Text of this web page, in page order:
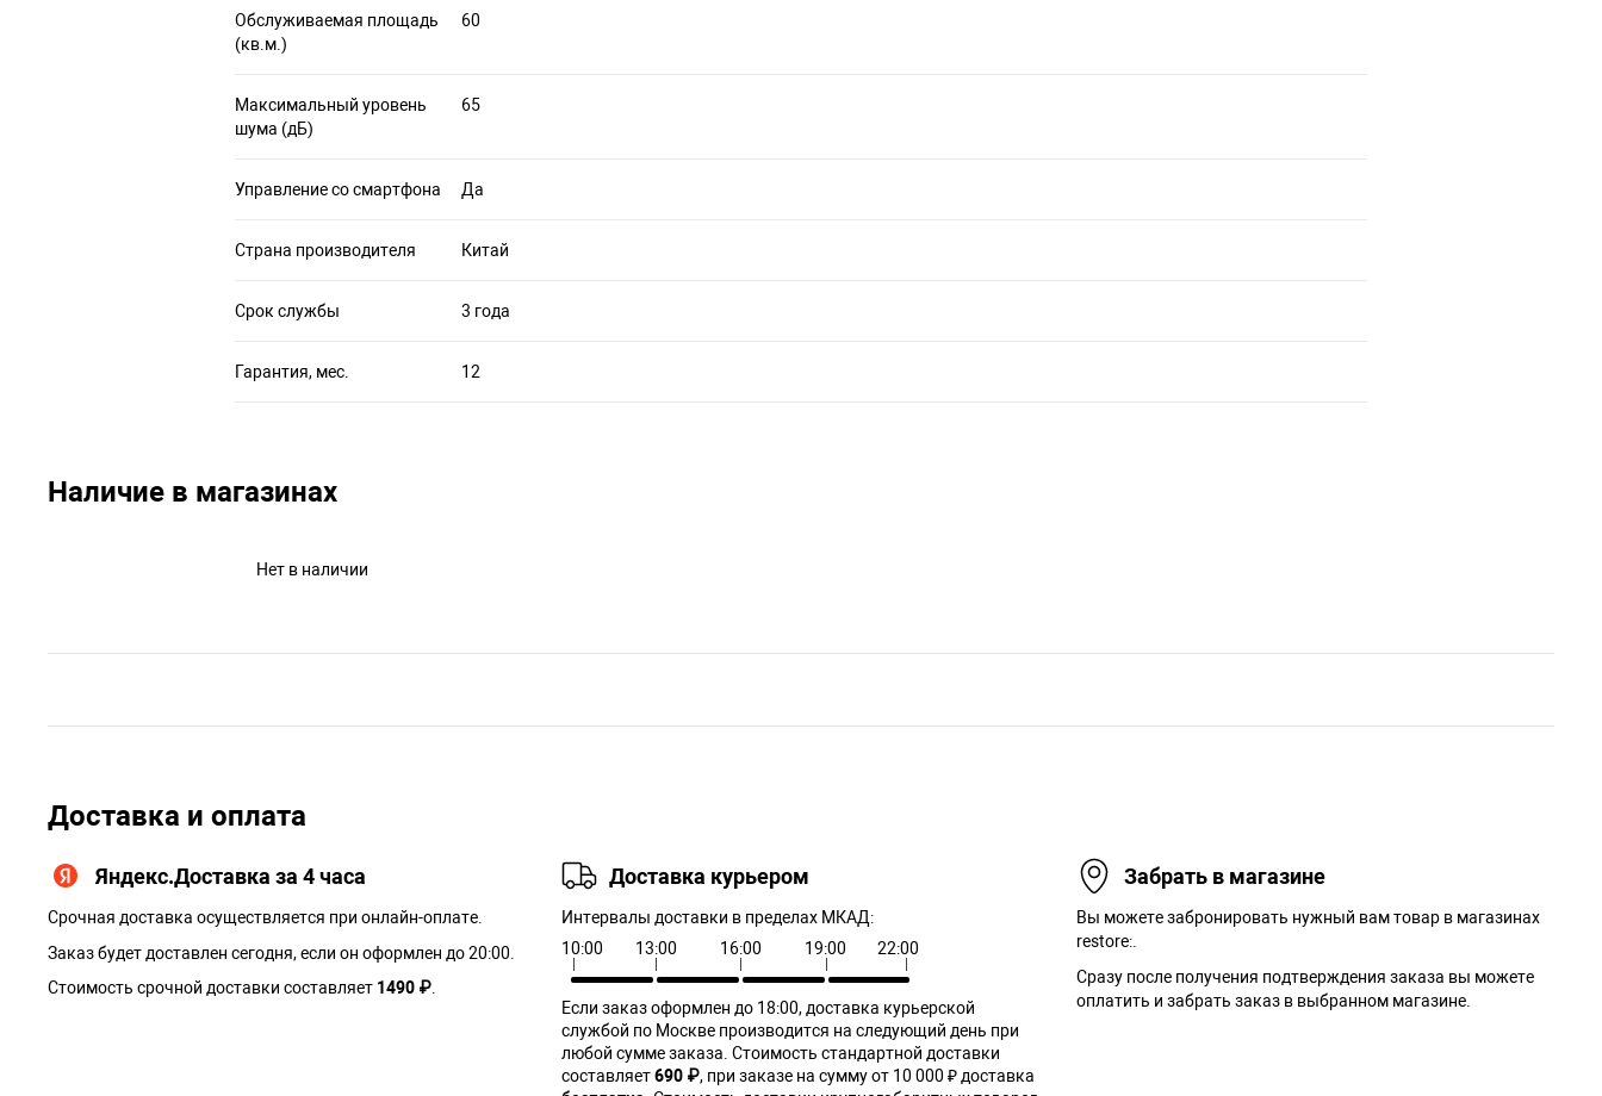
Обслуживаемая площадь
(кв.м.)
60
Максимальный уровень
шума (дБ)
65
Управление со смартфона Да
Страна производителя Китай
Срок службы 3 года
Гарантия, мес. 12
Наличие в магазинах
Нет в наличии
Доставка и оплата
Яндекс.Доставка за 4 часа
Срочная доставка осуществляется при онлайн-оплате.
Заказ будет доставлен сегодня, если он оформлен до 20:00.
Стоимость срочной доставки составляет 1490 ₽.
Доставка курьером
Интервалы доставки в пределах МКАД:
10:00
13:00 16:00 19:00 22:00
Если заказ оформлен до 18:00, доставка курьерской
службой по Москве производится на следующий день при
любой сумме заказа. Cтоимость стандартной доставки
составляет690 ₽, при заказе на сумму от 10 000 ₽ доставка
Забрать в магазине
Вы можете забронировать нужный вам товар в магазинах
restore:.
Сразу после получения подтверждения заказа вы можете
оплатить и забрать заказ в выбранном магазине.